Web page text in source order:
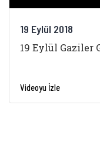
19 Eylül 2018
19 Eylül Gaziler
Videoyu İzle